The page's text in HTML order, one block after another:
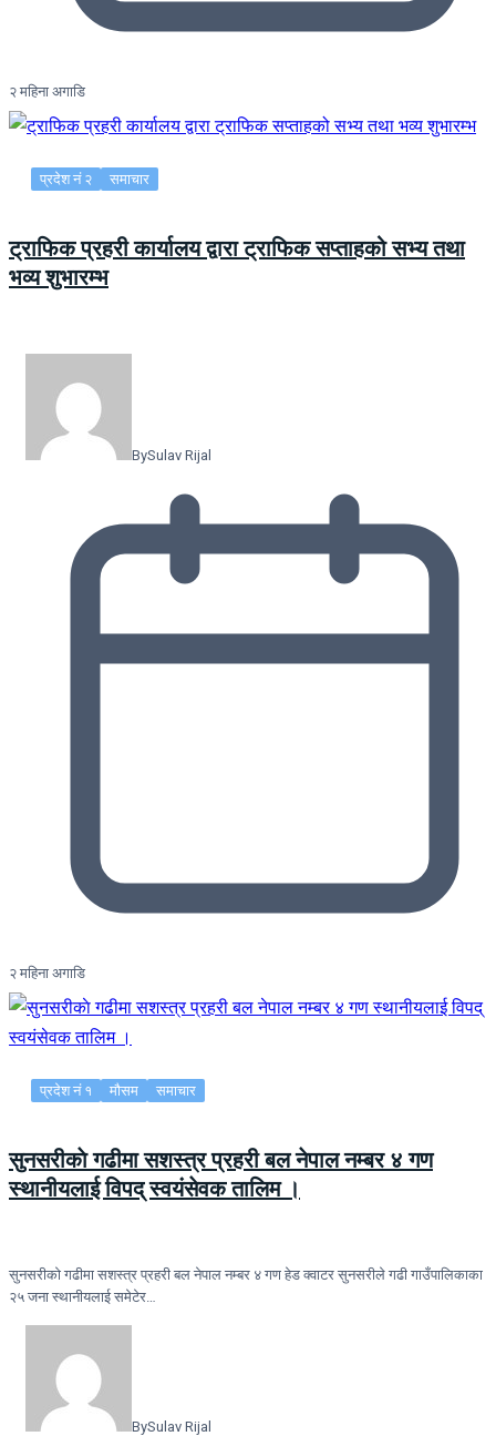
२ महिना अगाडि
प्रदेश नं २ समाचार
ट्राफिक प्रहरी कार्यालय द्वारा ट्राफिक सप्ताहको सभ्य तथा
भव्य शुभारम्भ
BySulav Rijal
२ महिना अगाडि
प्रदेश नं १ मौसम समाचार
सुनसरीकाे गढीमा सशस्त्र प्रहरी बल नेपाल नम्बर ४ गण
स्थानीयलाई विपद् स्वयंसेवक तालिम ।
सुनसरीकाे गढीमा सशस्त्र प्रहरी बल नेपाल नम्बर ४ गण हेड क्वाटर सुनसरीले गढी गाउँपालिकाका
२५ जना स्थानीयलाई समेटेर…
BySulav Rijal